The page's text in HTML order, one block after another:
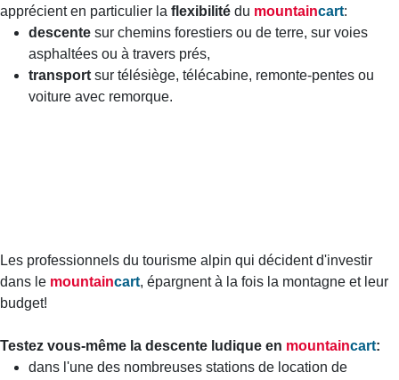
apprécient en particulier la flexibilité du mountaincart:
descente sur chemins forestiers ou de terre, sur voies
asphaltées ou à travers prés,
transport sur télésiège, télécabine, remonte-pentes ou
voiture avec remorque.
Les professionnels du tourisme alpin qui décident d'investir
dans le mountaincart, épargnent à la fois la montagne et leur
budget!
Testez vous-même la descente ludique en mountaincart:
dans l'une des nombreuses stations de location de